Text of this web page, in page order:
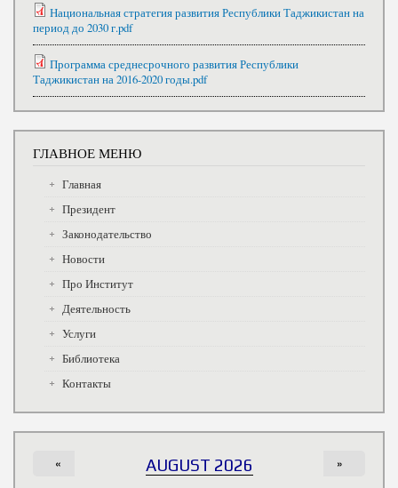
Национальная стратегия развития Республики Таджикистан на
период до 2030 г.pdf
Программа среднесрочного развития Республики
Таджикистан на 2016-2020 годы.pdf
ГЛАВНОЕ МЕНЮ
Главная
Президент
Законодательство
Новости
Про Институт
Деятельность
Услуги
Библиотека
Контакты
AUGUST 2026
« »